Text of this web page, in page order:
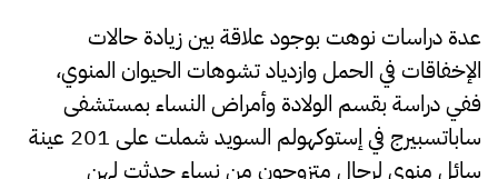
عدة دراسات نوهت بوجود علاقة بين زيادة حالات
الإخفاقات في الحمل وازدياد تشوهات الحيوان المنوي،
ففي دراسة بقسم الولادة وأمراض النساء بمستشفى
ساباتسبيرج في إستوكهولم السويد شملت على 201 عينة
سائل منوي لرجال متزوجون من نساء حدثت لهن